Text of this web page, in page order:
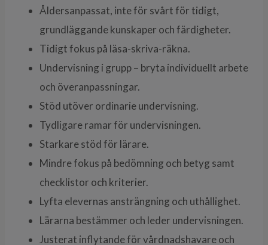
Åldersanpassat, inte för svårt för tidigt,
grundläggande kunskaper och färdigheter.
Tidigt fokus på läsa-skriva-räkna.
Undervisning i grupp – bryta individuellt arbete
och överanpassningar.
Stöd utöver ordinarie undervisning.
Tydligare ramar för undervisningen.
Starkare stöd för lärare.
Mindre fokus på bedömning och betyg samt
checklistor och kriterier.
Lyfta elevernas ansträngning och uthållighet.
Lärarna bestämmer och leder undervisningen.
Justerat inflytande för vårdnadshavare och